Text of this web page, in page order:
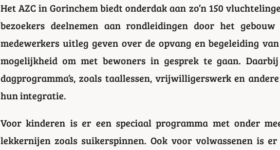
Het AZC in Gorinchem biedt onderdak aan zo’n 150
bezoekers deelnemen aan rondleidingen door het
medewerkers uitleg geven over de opvang en begeleiding
mogelijkheid om met bewoners in gesprek te gaan.
dagprogramma’s, zoals taallessen, vrijwilligerswerk en
hun integratie.
Voor kinderen is er een speciaal programma met onder
lekkernijen zoals suikerspinnen. Ook voor volwassenen is er